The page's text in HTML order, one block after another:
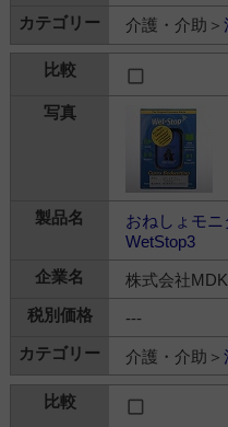
介護・介助＞
おねしょモ
WetStop3
株式会社MDK
---
介護・介助＞